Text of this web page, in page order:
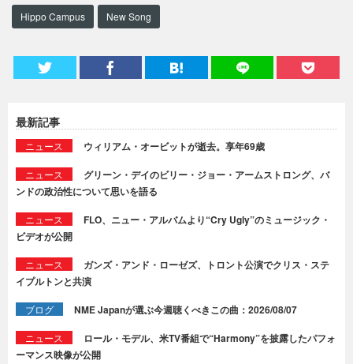
Hippo Campus New Song
最新記事
ニュース ウィリアム・オービットが逝去。享年69歳
ニュース
グリーン・デイのビリー・ジョー・アームストロング、バ
ンドの政治性について思いを語る
ニュース
FLO、ニュー・アルバムより“Cry Ugly”のミュージック・
ビデオが公開
ニュース
ガンズ・アンド・ローゼズ、トロント公演でクリス・ステ
イプルトンと共演
ブログ NME Japanが選ぶ今週聴くべきこの曲：2026/08/07
ニュース
ロール・モデル、米TV番組で“Harmony”を披露したパフォ
ーマンス映像が公開